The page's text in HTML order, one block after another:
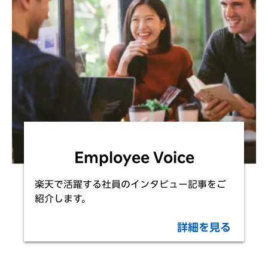
Employee Voice
楽天で活躍する社員のインタビュー記事をご
紹介します。
詳細を見る